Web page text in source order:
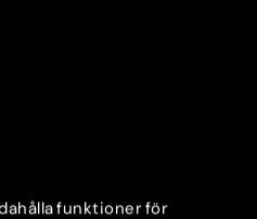
funktioner för